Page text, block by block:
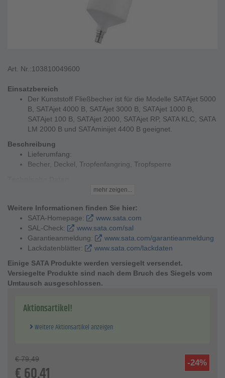
Art. Nr.:103810049600
Einsatzbereich
Der Kunststoff Fließbecher ist für die Modelle SATAjet 5000
B, SATAjet 4000 B, SATAjet 3000 B, SATAjet 1000 B,
SATAjet 100 B, SATAjet 2000, SATAjet RP, SATA KLC, SATA
LM 2000 B und SATAminijet 4400 B geeignet.
Beschreibung
Lieferumfang:
Becher, Deckel, Tropfenfangring, Tropfsperre
mehr zeigen...
Weitere Informationen finden Sie hier:
SATA-Homepage:
www.sata.com
SAL-Check:
www.sata.com/sal
Garantieanmeldung:
www.sata.com/garantieanmeldung
Lackdatenblätter:
www.sata.com/lackdaten
Einige SATA Produkte werden versiegelt versendet.
Versiegelte Produkte sind nach dem Bruch des Siegels vom
Umtausch ausgeschlossen.
Aktionsartikel!
Weitere Aktionsartikel anzeigen
-24%
€ 79,49